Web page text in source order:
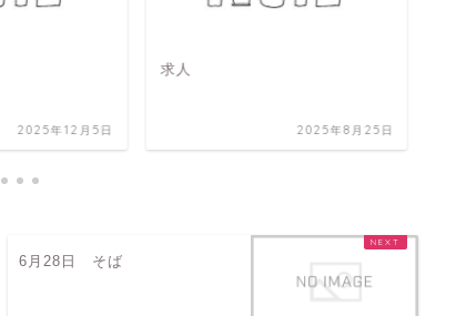
2025年12月5日
求人
2025年8月25日
6月28日 そば